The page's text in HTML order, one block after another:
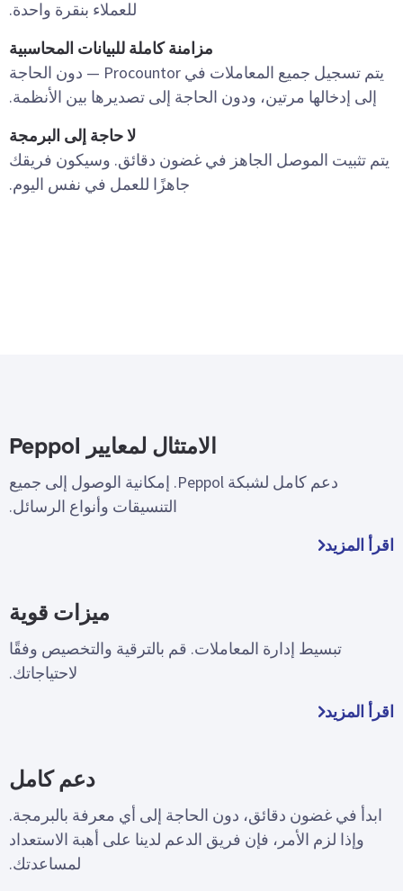
للعملاء بنقرة واحدة.
مزامنة كاملة للبيانات المحاسبية
يتم تسجيل جميع المعاملات في Procountor — دون الحاجة
إلى إدخالها مرتين، ودون الحاجة إلى تصديرها بين الأنظمة.
لا حاجة إلى البرمجة
يتم تثبيت الموصل الجاهز في غضون دقائق. وسيكون فريقك
جاهزًا للعمل في نفس اليوم.
الامتثال لمعايير Peppol
دعم كامل لشبكة Peppol. إمكانية الوصول إلى جميع
التنسيقات وأنواع الرسائل.
اقرأ المزيد
ميزات قوية
تبسيط إدارة المعاملات. قم بالترقية والتخصيص وفقًا
لاحتياجاتك.
اقرأ المزيد
دعم كامل
ابدأ في غضون دقائق، دون الحاجة إلى أي معرفة بالبرمجة.
وإذا لزم الأمر، فإن فريق الدعم لدينا على أهبة الاستعداد
لمساعدتك.